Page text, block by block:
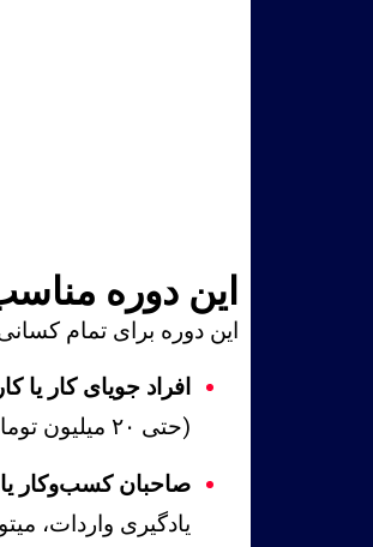
این دوره
این دوره برای تمام
افراد جویای کار یا
(حتی ۲۰ میلیون تومان) کسب‌وکار خود را راه‌اندازی کنید. این دوره شما را قدم‌به‌قدم به یک واردکننده موفق تبدیل می‌کند.
صاحبان کسب‌وکار
یادگیری واردات،